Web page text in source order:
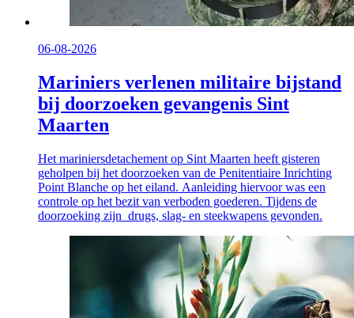
06-08-2026
Mariniers verlenen militaire bijstand
bij doorzoeken gevangenis Sint
Maarten
Het mariniersdetachement op Sint Maarten heeft gisteren
geholpen bij het doorzoeken van de Penitentiaire Inrichting
Point Blanche op het eiland. Aanleiding hiervoor was een
controle op het bezit van verboden goederen. Tijdens de
doorzoeking zijn drugs, slag- en steekwapens gevonden.